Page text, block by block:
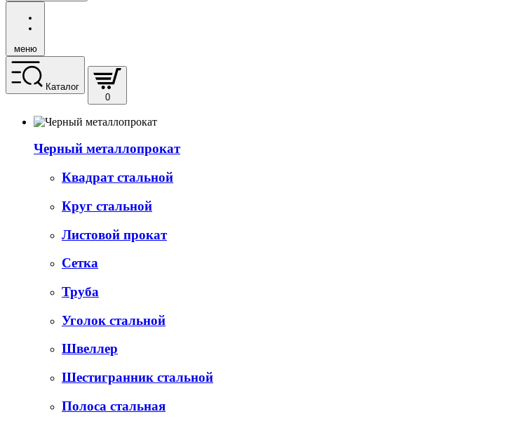
меню
Каталог
0
Черный металлопрокат
Квадрат стальной
Круг стальной
Листовой прокат
Сетка
Труба
Уголок стальной
Швеллер
Шестигранник стальной
Полоса стальная